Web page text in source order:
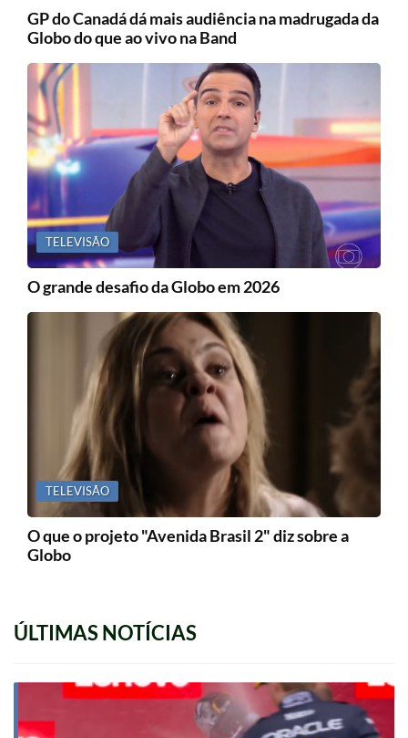
GP do Canadá dá mais audiência na madrugada da
Globo do que ao vivo na Band
TELEVISÃO
O grande desafio da Globo em 2026
TELEVISÃO
O que o projeto "Avenida Brasil 2" diz sobre a
Globo
ÚLTIMAS NOTÍCIAS